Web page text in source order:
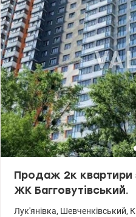
Продаж 2к
ЖК Багговутівський.
Лук'янівка, Шевченківський,